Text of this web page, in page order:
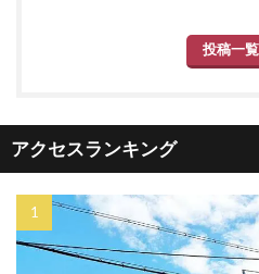
投稿一
アクセスランキング